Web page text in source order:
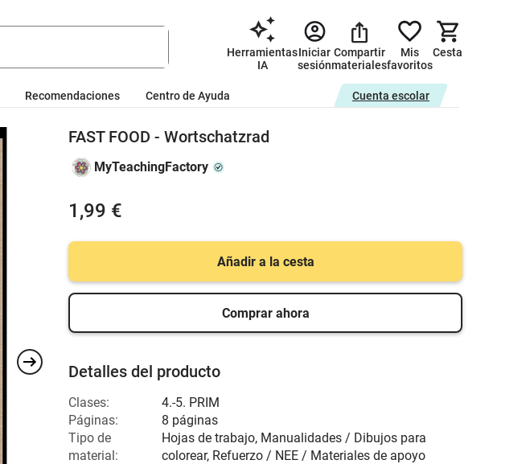
Herramientas
IA
Iniciar
sesión
Compartir
materiales
Mis
favoritos
Cesta
Recomendaciones Centro de Ayuda Cuenta escolar
FAST FOOD - Wortschatzrad
MyTeachingFactory
1,99 €
Añadir a la cesta
Comprar ahora
Detalles del producto
Clases:
4.-5. PRIM
Páginas:
8 páginas
Tipo de
material:
Hojas de trabajo, Manualidades / Dibujos para
colorear, Refuerzo / NEE / Materiales de apoyo